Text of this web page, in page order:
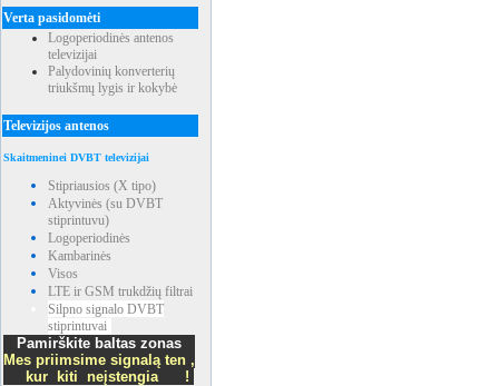
Verta pasidomėti
Logoperiodinės antenos
televizijai
Palydovinių konverterių
triukšmų lygis ir kokybė
Televizijos antenos
Skaitmeninei DVBT televizijai
Stipriausios (X tipo)
Aktyvinės (su DVBT
stiprintuvu)
Logoperiodinės
Kambarinės
Visos
LTE ir GSM trukdžių filtrai
Silpno signalo DVBT
stiprintuvai
Pamirškite baltas zonas
Mes priimsime signalą ten ,
kur kiti neįstengia !